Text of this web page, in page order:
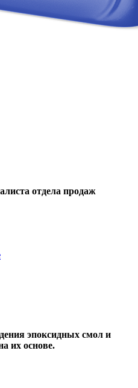
отдела продаж
эпоксидных смол и
их основе.